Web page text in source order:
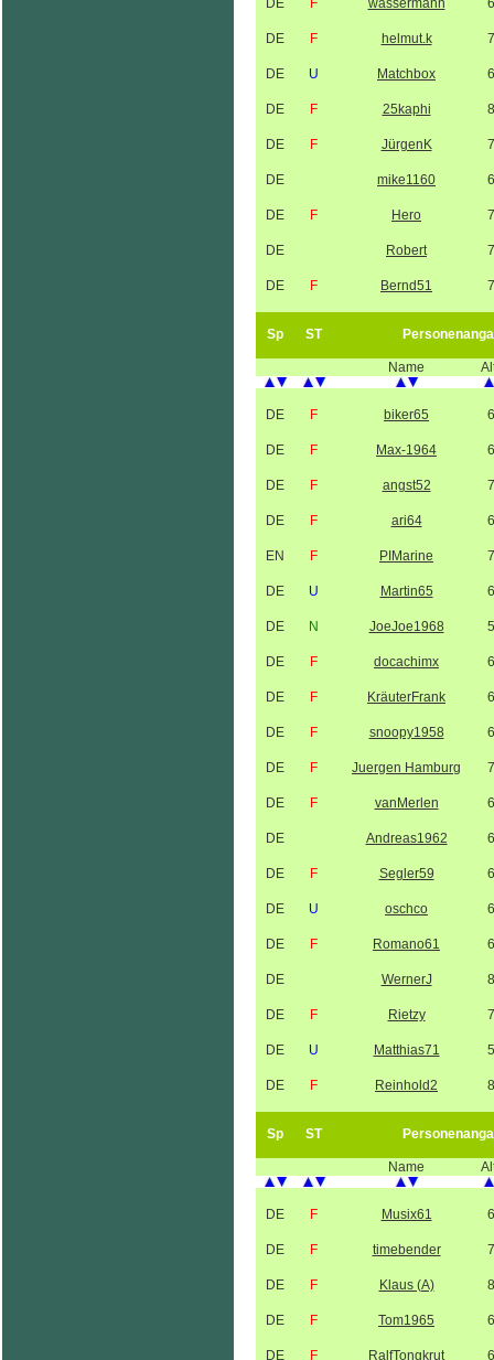
DE F wassermann
DE F helmut.k
DE U Matchbox
DE F 25kaphi
DE F JürgenK
DE mike1160
DE F Hero
DE Robert
DE F Bernd51
Sp ST
Name
DE F biker65
DE F Max-1964
DE F angst52
DE F ari64
EN F PIMarine
DE U Martin65
DE N JoeJoe1968
DE F docachimx
DE F KräuterFrank
DE F snoopy1958
DE F Juergen Hamburg
DE F vanMerlen
DE Andreas1962
DE F Segler59
DE U oschco
DE F Romano61
DE WernerJ
DE F Rietzy
DE U Matthias71
DE F Reinhold2
Sp ST
Name
DE F Musix61
DE F timebender
DE F Klaus (A)
DE F Tom1965
DE F RalfTongkrut